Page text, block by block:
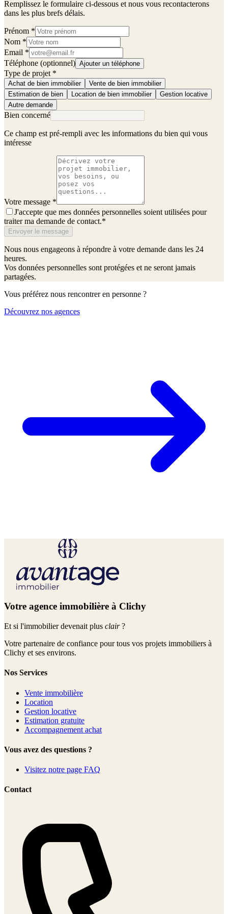
Remplissez le formulaire ci-dessous et nous vous recontacterons
dans les plus brefs délais.
Prénom *
Nom *
Email *
Téléphone (optionnel) Ajouter un téléphone
Type de projet *
Achat de bien immobilier
Vente de bien immobilier
Estimation de bien
Location de bien immobilier
Gestion locative
Autre demande
Bien concerné
Ce champ est pré-rempli avec les informations du bien qui vous
intéresse
Votre message *
J'accepte que mes données personnelles soient utilisées pour
traiter ma demande de contact.*
Envoyer le message
Nous nous engageons à répondre à votre demande dans les 24
heures.
Vos données personnelles sont protégées et ne seront jamais
partagées.
Vous préférez nous rencontrer en personne ?
Découvrez nos agences
Votre agence immobilière à Clichy
Et si l'immobilier devenait plus clair?
Votre partenaire de confiance pour tous vos projets immobiliers à
Clichy et ses environs.
Nos Services
Vente immobilière
Location
Gestion locative
Estimation gratuite
Accompagnement achat
Vous avez des questions ?
Visitez notre page FAQ
Contact